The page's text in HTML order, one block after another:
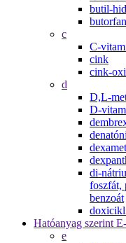
butil-
c
C-
cink
cink-
d
D,L-
D-
di-
foszfát,
benzoát
Hatóanyag szerint
e